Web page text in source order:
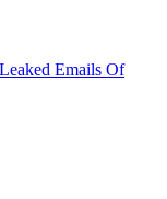
Emails Of